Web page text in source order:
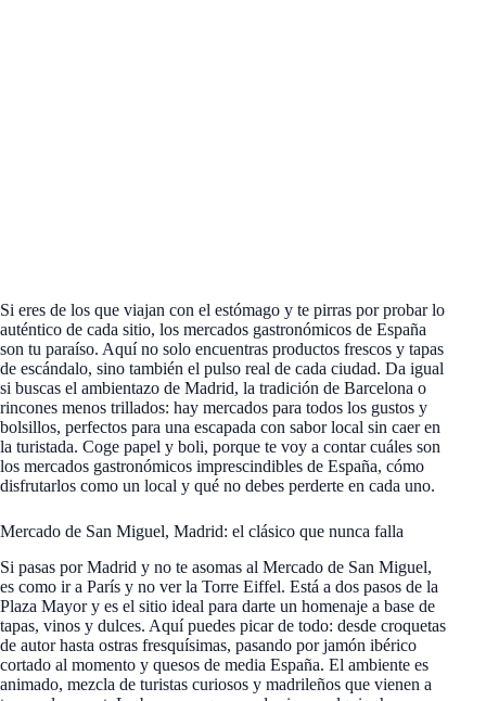
Si eres de los que viajan con el estómago y te pirras por probar lo
auténtico de cada sitio, los mercados gastronómicos de España
son tu paraíso. Aquí no solo encuentras productos frescos y tapas
de escándalo, sino también el pulso real de cada ciudad. Da igual
si buscas el ambientazo de Madrid, la tradición de Barcelona o
rincones menos trillados: hay mercados para todos los gustos y
bolsillos, perfectos para una escapada con sabor local sin caer en
la turistada. Coge papel y boli, porque te voy a contar cuáles son
los mercados gastronómicos imprescindibles de España, cómo
disfrutarlos como un local y qué no debes perderte en cada uno.
Mercado de San Miguel, Madrid: el clásico que nunca falla
Si pasas por Madrid y no te asomas al Mercado de San Miguel,
es como ir a París y no ver la Torre Eiffel. Está a dos pasos de la
Plaza Mayor y es el sitio ideal para darte un homenaje a base de
tapas, vinos y dulces. Aquí puedes picar de todo: desde croquetas
de autor hasta ostras fresquísimas, pasando por jamón ibérico
cortado al momento y quesos de media España. El ambiente es
animado, mezcla de turistas curiosos y madrileños que vienen a